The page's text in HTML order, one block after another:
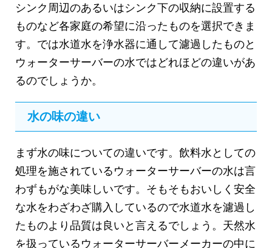
シンク周辺のあるいはシンク下の収納に設置する
ものなど各家庭の希望に沿ったものを選択できま
す。では水道水を浄水器に通して濾過したものと
ウォーターサーバーの水ではどれほどの違いがあ
るのでしょうか。
水の味の違い
まず水の味についての違いです。飲料水としての
処理を施されているウォーターサーバーの水は言
わずもがな美味しいです。そもそもおいしく安全
な水をわざわざ購入しているので水道水を濾過し
たものより品質は良いと言えるでしょう。天然水
を扱っているウォーターサーバーメーカーの中に